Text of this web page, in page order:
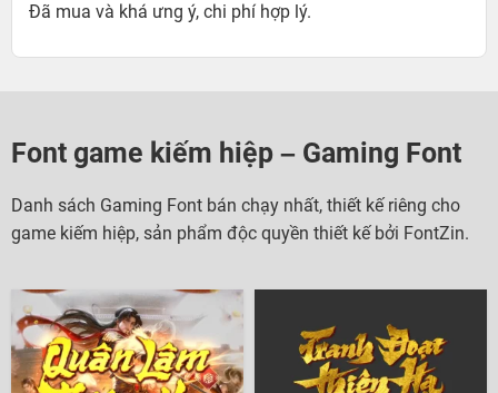
Đã mua và khá ưng ý, chi phí hợp lý.
Font game kiếm hiệp – Gaming Font
Danh sách Gaming Font bán chạy nhất, thiết kế riêng cho
game kiếm hiệp, sản phẩm độc quyền thiết kế bởi FontZin.